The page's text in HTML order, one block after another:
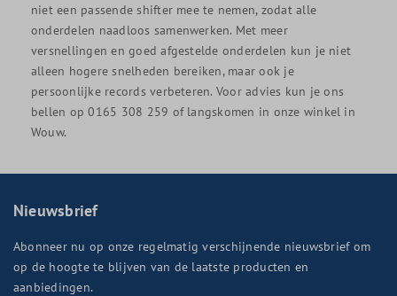
niet een passende shifter mee te nemen, zodat alle
onderdelen naadloos samenwerken. Met meer
versnellingen en goed afgestelde onderdelen kun je niet
alleen hogere snelheden bereiken, maar ook je
persoonlijke records verbeteren. Voor advies kun je ons
bellen op 0165 308 259 of langskomen in onze winkel in
Wouw.
Nieuwsbrief
Abonneer nu op onze regelmatig verschijnende nieuwsbrief om
op de hoogte te blijven van de laatste producten en
aanbiedingen.